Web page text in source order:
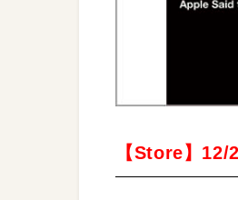
【Store】12/